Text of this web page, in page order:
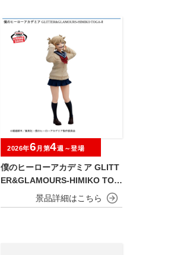
僕のヒーローアカデミア GLITT
ER&GLAMOURS-HIMIKO TOG
2026年6 月第4週～登場